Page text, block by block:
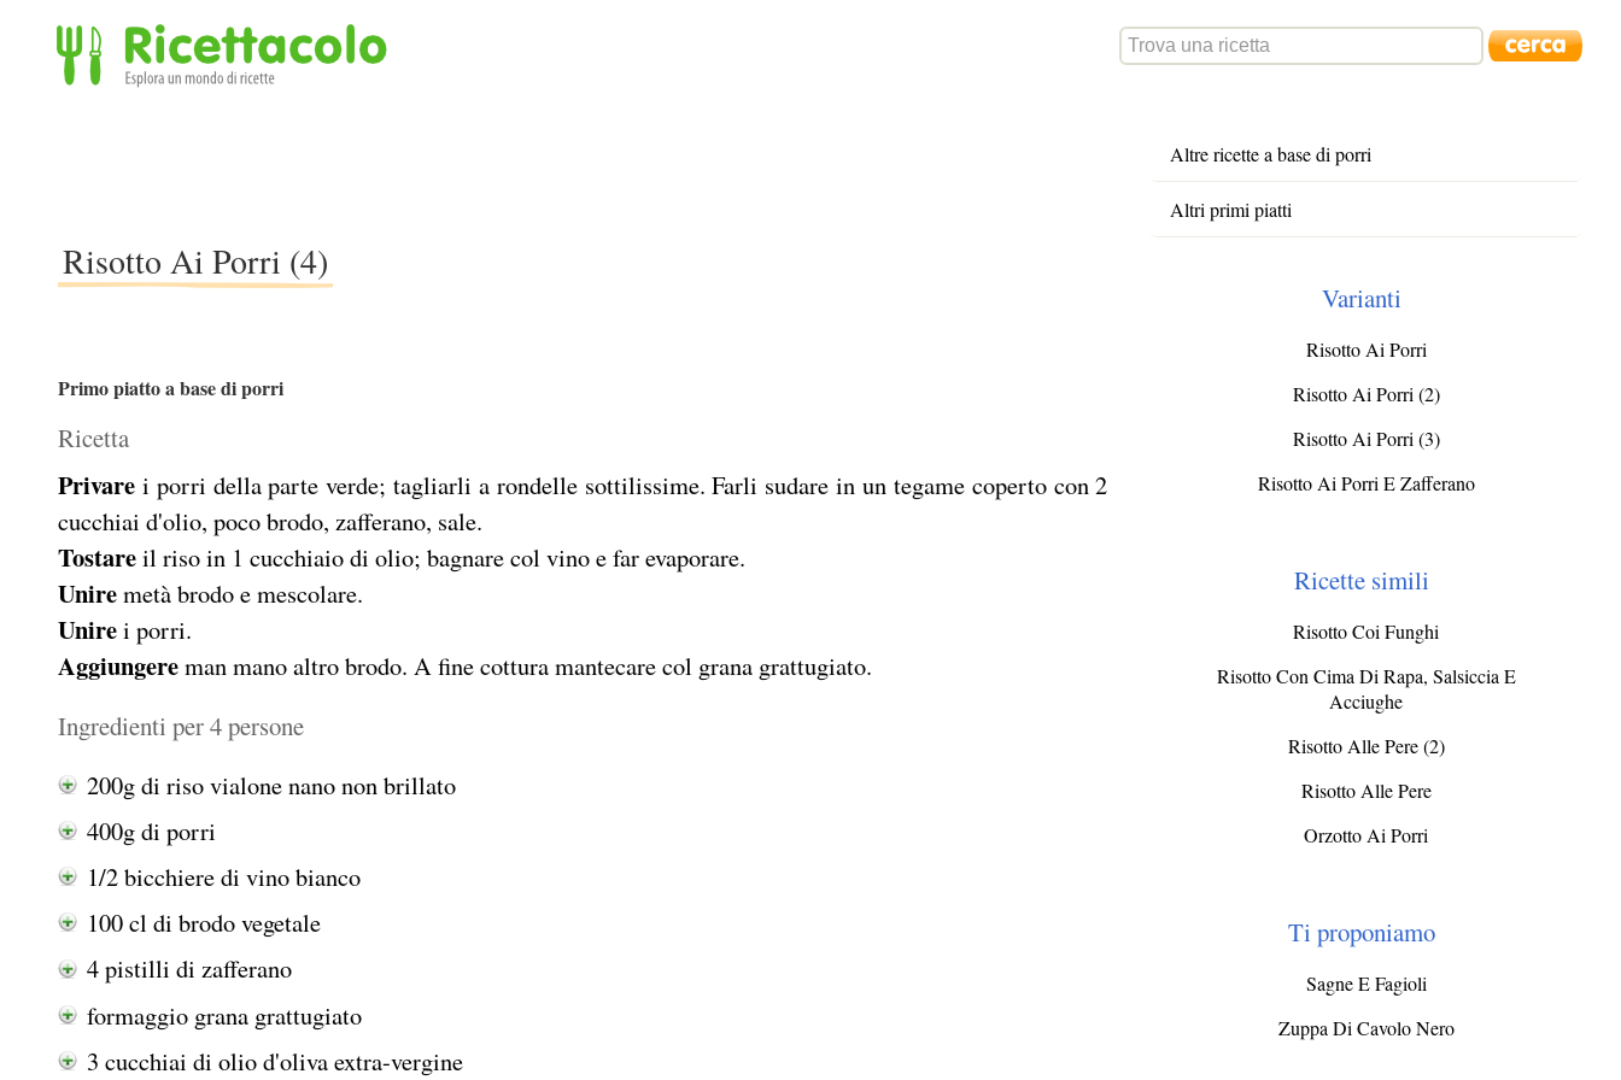
Risotto Ai Porri (4)
Primo piatto a base di porri
Ricetta
Privare i porri della parte verde; tagliarli a rondelle sottilissime. Farli sudare in un tegame coperto con 2
cucchiai d'olio, poco brodo, zafferano, sale.
Tostareil riso in 1 cucchiaio di olio; bagnare col vino e far evaporare.
Uniremetà brodo e mescolare.
Unirei porri.
Aggiungereman mano altro brodo. A fine cottura mantecare col grana grattugiato.
Ingredienti per 4 persone
200g di riso vialone nano non brillato
400g di porri
1/2 bicchiere di vino bianco
100 cl di brodo vegetale
4 pistilli di zafferano
formaggio grana grattugiato
3 cucchiai di olio d'oliva extra-vergine
Altre ricette a base di porri
Altri primi piatti
Varianti
Risotto Ai Porri
Risotto Ai Porri (2)
Risotto Ai Porri (3)
Risotto Ai Porri E Zafferano
Ricette simili
Risotto Coi Funghi
Risotto Con Cima Di Rapa, Salsiccia E
Acciughe
Risotto Alle Pere (2)
Risotto Alle Pere
Orzotto Ai Porri
Ti proponiamo
Sagne E Fagioli
Zuppa Di Cavolo Nero